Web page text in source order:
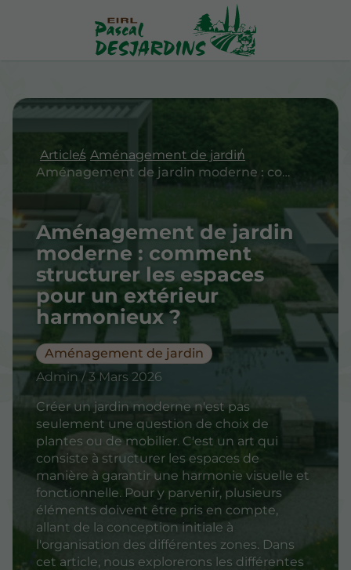
Articles Aménagement de jardin
Aménagement de jardin moderne : comment structurer les espaces pour un extérieur harmonieux ?
Aménagement de jardin
moderne : comment
structurer les espaces
pour un extérieur
harmonieux ?
Aménagement de jardin
Admin / 3 Mars 2026
Créer un jardin moderne n'est pas
seulement une question de choix de
plantes ou de mobilier. C'est un art qui
consiste à structurer les espaces de
manière à garantir une harmonie visuelle et
fonctionnelle. Pour y parvenir, plusieurs
éléments doivent être pris en compte,
allant de la conception initiale à
l'organisation des différentes zones. Dans
cet article, nous explorerons les différentes